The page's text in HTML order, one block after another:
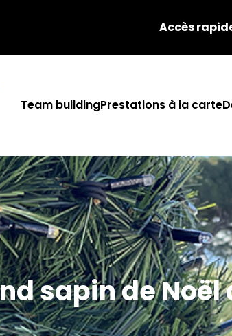
Accès
Team buildingPrestations à la carte
sapin de Noël